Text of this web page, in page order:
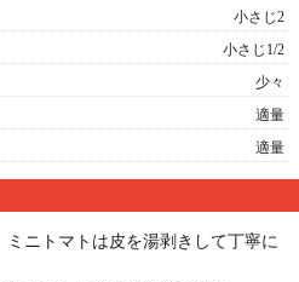
小さじ2
小さじ1/2
少々
適量
適量
ニトマトは皮を湯剥きして丁寧に